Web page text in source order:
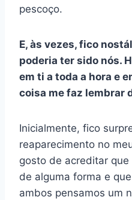
pescoço.
E, às vezes, fico
poderia ter sido nós.
em ti a toda a hora e
coisa me faz lembrar
Inicialmente, fico
reaparecimento no
gosto de acreditar
de alguma forma e
ambos pensamos um